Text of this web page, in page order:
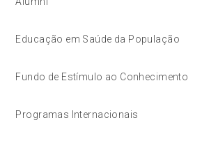
Educação em Saúde da População
Fundo de Estímulo ao Conhecimento
Programas Internacionais